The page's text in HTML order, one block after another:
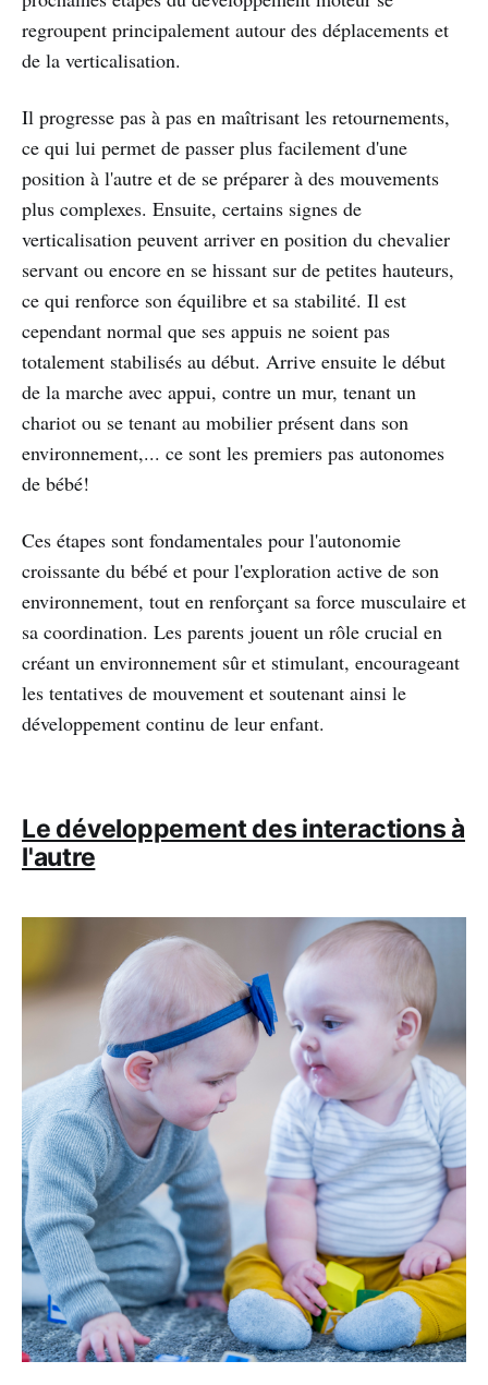
regroupent principalement autour des déplacements et
de la verticalisation.
Il progresse pas à pas en maîtrisant les retournements,
ce qui lui permet de passer plus facilement d'une
position à l'autre et de se préparer à des mouvements
plus complexes. Ensuite, certains signes de
verticalisation peuvent arriver en position du chevalier
servant ou encore en se hissant sur de petites hauteurs,
ce qui renforce son équilibre et sa stabilité. Il est
cependant normal que ses appuis ne soient pas
totalement stabilisés au début. Arrive ensuite le début
de la marche avec appui, contre un mur, tenant un
chariot ou se tenant au mobilier présent dans son
environnement,... ce sont les premiers pas autonomes
de bébé!
Ces étapes sont fondamentales pour l'autonomie
croissante du bébé et pour l'exploration active de son
environnement, tout en renforçant sa force musculaire et
sa coordination. Les parents jouent un rôle crucial en
créant un environnement sûr et stimulant, encourageant
les tentatives de mouvement et soutenant ainsi le
développement continu de leur enfant.
Le développement des interactions à
l'autre